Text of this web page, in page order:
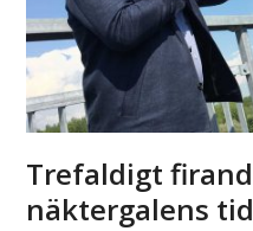
Trefaldigt
näktergalens tid